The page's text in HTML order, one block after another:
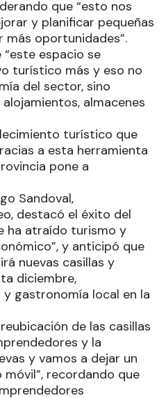
que “esto nos
y planificar pequeñas
más oportunidades”.
espacio se
turístico más y eso no
del sector, sino
almacenes
turístico que
a esta herramienta
pone a
Sandoval,
destacó el éxito del
ha atraído turismo y
y anticipó que
nuevas casillas y
diciembre,
gastronomía local en la
de las casillas
y la
y vamos a dejar un
recordando que